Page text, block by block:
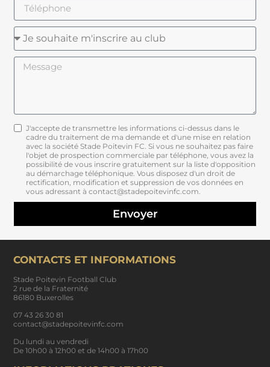
J'accepte de transmettre les informations ci-dessus dans le
cadre du traitement de ma demande et d'une mise en relation
avec la société Stade Poitevin FC. Si vous ne souhaitez pas faire
l'objet de prospection commerciale par téléphone, vous avez la
possibilité de vous inscrire gratuitement sur la liste d'opposition
au démarchage téléphonique. Vous disposez d'un droit de
rectification, modification et suppression de vos données en
vous adressant à contact@stadepoitevinfc.com.
Envoyer
CONTACTS ET INFORMATIONS
Stade Poitevin Football Club
2 rue de la Fraternité
86180 Buxerolles
07 43 26 30 81
contact@stadepoitevinfc.com
Du lundi au vendredi
De 10h00 à 12h00 et de 14h00 à 17h00